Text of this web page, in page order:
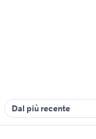
Dal più recente